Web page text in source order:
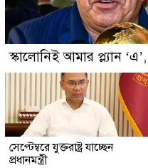
স্কালোনিই আমার প্ল্যান
সেপ্টেম্বরে যুক্তরাষ্ট্র যাচ্ছেন
প্রধানমন্ত্রী